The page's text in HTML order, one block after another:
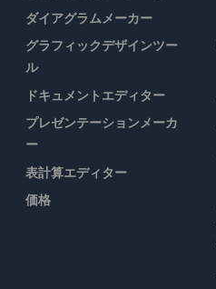
ダイアグラムメーカー
グラフィックデザインツー
ル
ドキュメントエディター
プレゼンテーションメーカ
ー
表計算エディター
価格